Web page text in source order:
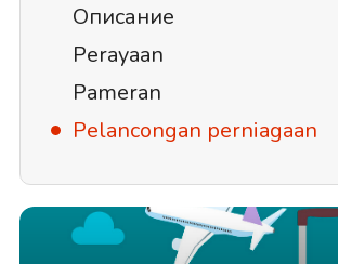
Описание
Perayaan
Pameran
Pelancongan perniagaan